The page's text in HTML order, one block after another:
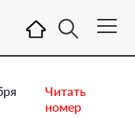
Читать
номер